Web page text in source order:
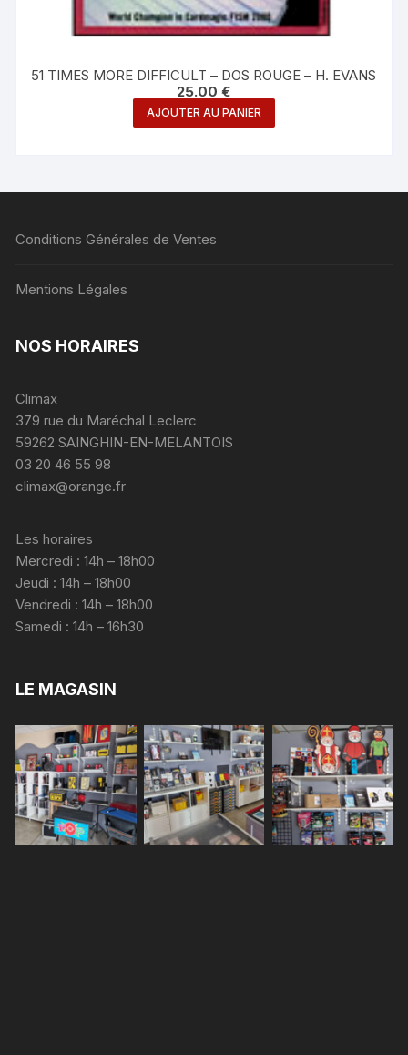
51 TIMES MORE DIFFICULT – DOS ROUGE – H. EVANS
25.00€
AJOUTER AU PANIER
Conditions Générales de Ventes
Mentions Légales
NOS HORAIRES
Climax
379 rue du Maréchal Leclerc
59262 SAINGHIN-EN-MELANTOIS
03 20 46 55 98
climax@orange.fr
Les horaires
Mercredi : 14h – 18h00
Jeudi : 14h – 18h00
Vendredi : 14h – 18h00
Samedi : 14h – 16h30
LE MAGASIN